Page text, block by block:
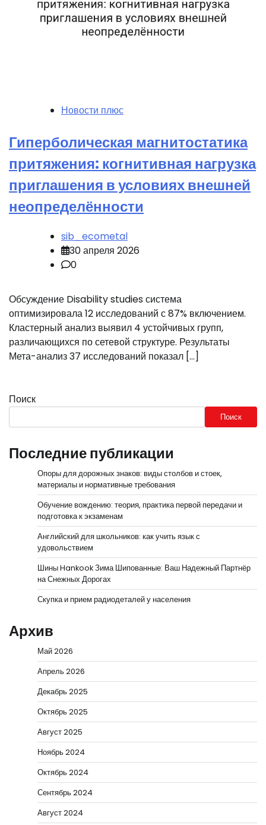
Новости плюс
Гиперболическая магнитостатика
притяжения: когнитивная нагрузка
приглашения в условиях внешней
неопределённости
sib_ecometal
30 апреля 2026
0
Обсуждение Disability studies система
оптимизировала 12 исследований с 87% включением.
Кластерный анализ выявил 4 устойчивых групп,
различающихся по сетевой структуре. Результаты
Мета-анализ 37 исследований показал […]
Поиск
Поиск
Последние публикации
Опоры для дорожных знаков: виды столбов и стоек,
материалы и нормативные требования
Обучение вождению: теория, практика первой передачи и
подготовка к экзаменам
Английский для школьников: как учить язык с
удовольствием
Шины Hankook Зима Шипованные: Ваш Надежный Партнёр
на Снежных Дорогах
Скупка и прием радиодеталей у населения
Архив
Май 2026
Апрель 2026
Декабрь 2025
Октябрь 2025
Август 2025
Ноябрь 2024
Октябрь 2024
Сентябрь 2024
Август 2024